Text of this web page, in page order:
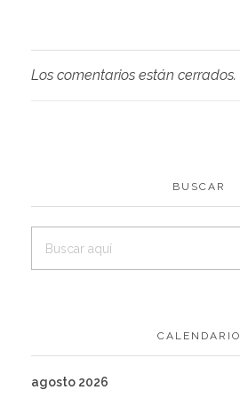
Los comentarios están cerrados.
BUSCAR
CALENDARIO
agosto 2026